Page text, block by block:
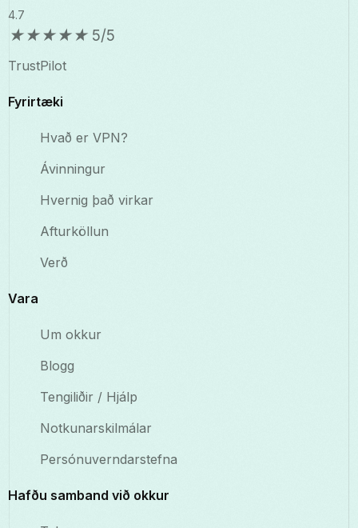
4.7
★★★★★ 5/5
TrustPilot
Fyrirtæki
Hvað er VPN?
Ávinningur
Hvernig það virkar
Afturköllun
Verð
Vara
Um okkur
Blogg
Tengiliðir / Hjálp
Notkunarskilmálar
Persónuverndarstefna
Hafðu samband við okkur